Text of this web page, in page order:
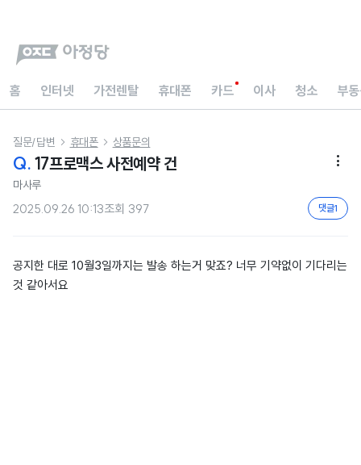
홈 인터넷 가전렌탈 휴대폰 카드 이사 청소 부
질문/답변  휴대폰  상품문의
Q. 17프로맥스 사전예약 건 
마사루
2025.09.26 10:13조회 397 댓글1
공지한 대로 10월3일까지는 발송 하는거 맞죠? 너무 기약없이 기다리는
것 같아서요